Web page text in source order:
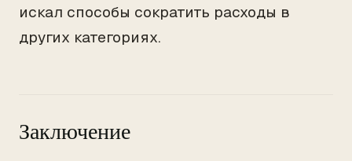
искал способы сократить расходы в
других категориях.
Заключение